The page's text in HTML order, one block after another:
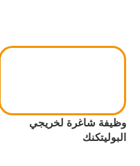
وظيفة شاغرة لخريجي
البوليتكنك